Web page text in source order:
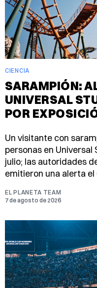
CIENCIA
SARAMPIÓN:
UNIVERSAL
POR
Un visitante con
personas en
julio; las autoridades
emitieron una alerta el
EL PLANETA TEAM
7 de agosto de 2026